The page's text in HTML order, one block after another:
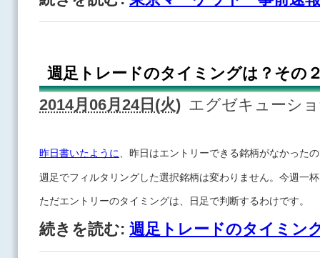
週足トレードのタイミングは？その
2014月06月24日(火) エグゼキューシ
昨日書いたように 、昨日はエントリーできる銘柄がなかった
週足でフィルタリングした選択銘柄は変わりません。今週一
ただエントリーのタイミングは、日足で判断するわけです。
続きを読む: 週足トレードのタイミン